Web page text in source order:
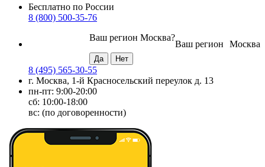
Бесплатно по России
8 (800) 500-35-76
Москва
Ваш регион
Ваш регион Москва?
8 (495) 565-30-55
г. Москва, 1-й Красносельский переулок д. 13
пн-пт: 9:00-20:00
сб: 10:00-18:00
вс: (по договоренности)